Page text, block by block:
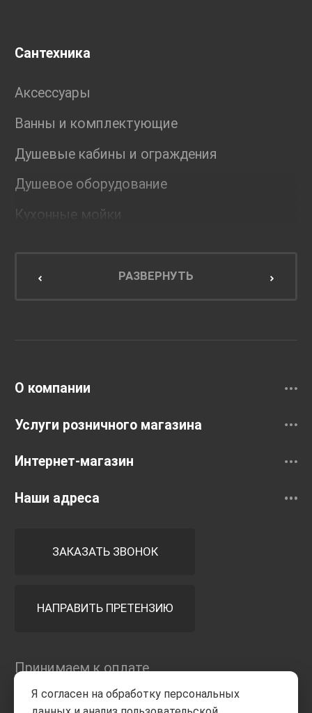
Сантехника
Аксессуары
Ванны и комплектующие
Душевые кабины и ограждения
Душевое оборудование
Кухонные мойки
Мебель для кухниРАЗВЕРНУТЬ
О компании
Услуги розничного магазина
Интернет-магазин
Наши адреса
ЗАКАЗАТЬ ЗВОНОК
НАПРАВИТЬ ПРЕТЕНЗИЮ
Принимаем к оплате
Я согласен на обработку персональных